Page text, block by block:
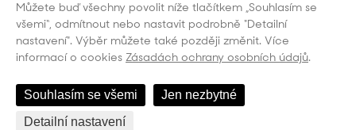
Napište nám
beads@preciosa.com
Můžete buď všechny povolit níže tlačítkem „Souhlasím se
všemi“, odmítnout nebo nastavit podrobně "Detailní
nastavení". Výběr můžete také později změnit. Více
informací o cookies Zásadách ochrany osobních údajů.
Souhlasím se všemi
Jen nezbytné
Detailní nastavení